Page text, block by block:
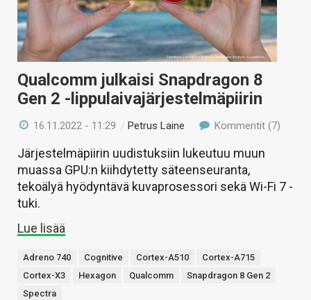
Qualcomm julkaisi Snapdragon 8
Gen 2 -lippulaivajärjestelmäpiirin
16.11.2022 - 11:29 / Petrus Laine Kommentit (7)
Järjestelmäpiirin uudistuksiin lukeutuu muun
muassa GPU:n kiihdytetty säteenseuranta,
tekoälyä hyödyntävä kuvaprosessori sekä Wi-Fi 7 -
tuki.
Lue lisää
Adreno 740 Cognitive Cortex-A510
Cortex-A715
Cortex-X3
Hexagon Qualcomm
Snapdragon 8 Gen 2
Spectra